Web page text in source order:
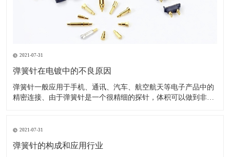
2021-07-31
弹簧针在电镀中的不良原因
弹簧针一般应用于手机、通讯、汽车、航空航天等电子产品中的
精密连接、由于弹簧针是一个很精细的探针，体积可以做到非常
2021-07-31
弹簧针的构成和应用行业